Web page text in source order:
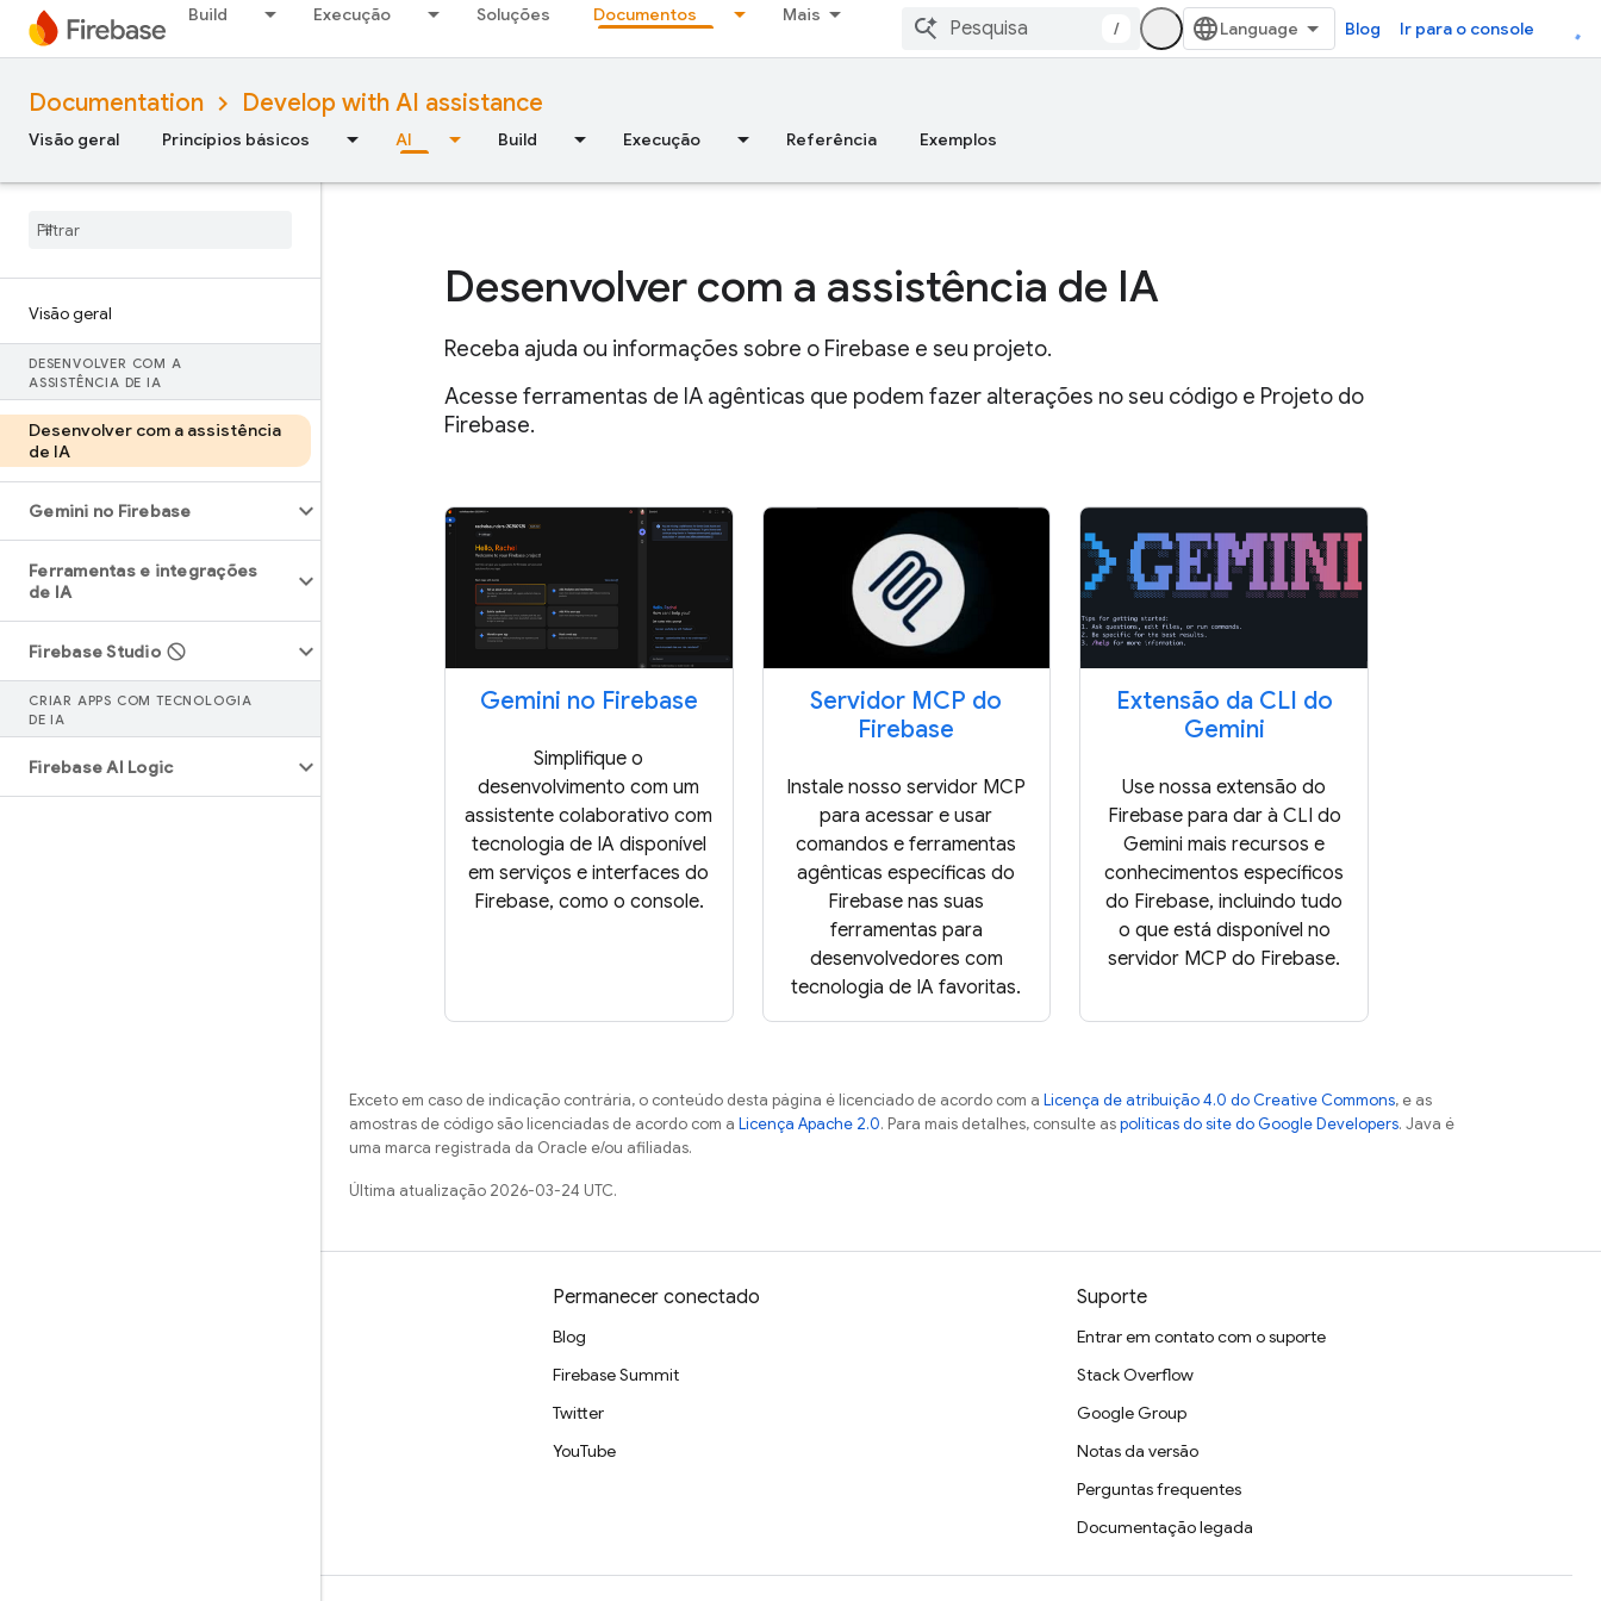
Build Execução Soluções Documentos Mais
/ Blog Ir para o console
Documentation Develop with AI assistance
Visão geral Princípios básicos AI Build Execução Referência Exemplos
Visão geral
DESENVOLVER COM A
ASSISTÊNCIA DE IA
Desenvolver com a assistência
de IA
Gemini no Firebase
Ferramentas e integrações
de IA
Firebase Studio
CRIAR APPS COM TECNOLOGIA
DE IA
Firebase AI Logic
Desenvolver com a assistência de IA
Receba ajuda ou informações sobre o Firebase e seu projeto.
Acesse ferramentas de IA agênticas que podem fazer alterações no seu código e Projeto do
Firebase.
Gemini no Firebase
Simplifique o
desenvolvimento com um
assistente colaborativo com
tecnologia de IA disponível
em serviços e interfaces do
Firebase, como o console.
Servidor MCP do
Firebase
Instale nosso servidor MCP
para acessar e usar
comandos e ferramentas
agênticas específicas do
Firebase nas suas
ferramentas para
desenvolvedores com
tecnologia de IA favoritas.
Extensão da CLI do
Gemini
Use nossa extensão do
Firebase para dar à CLI do
Gemini mais recursos e
conhecimentos específicos
do Firebase, incluindo tudo
o que está disponível no
servidor MCP do Firebase.
Exceto em caso de indicação contrária, o conteúdo desta página é licenciado de acordo com a Licença de atribuição 4.0 do Creative Commons, e as
amostras de código são licenciadas de acordo com a Licença Apache 2.0. Para mais detalhes, consulte aspolíticas do site do Google Developers. Java é
uma marca registrada da Oracle e/ou afiliadas.
Última atualização 2026-03-24 UTC.
Permanecer conectado
Blog
Firebase Summit
Twitter
YouTube
Suporte
Entrar em contato com o suporte
Stack Overflow
Google Group
Notas da versão
Perguntas frequentes
Documentação legada